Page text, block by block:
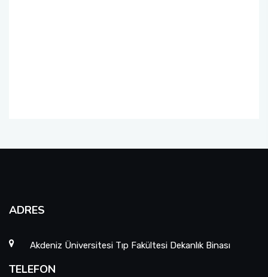
ADRES
Akdeniz Üniversitesi Tıp Fakültesi Dekanlık Binası
TELEFON